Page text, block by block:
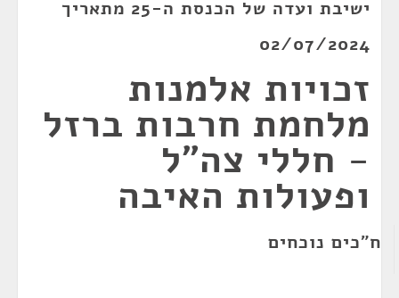
ישיבת ועדה של הכנסת ה-25 מתאריך
02/07/2024
זכויות אלמנות
מלחמת חרבות ברזל
- חללי צה"ל
ופעולות האיבה
ח"כים נוכחים